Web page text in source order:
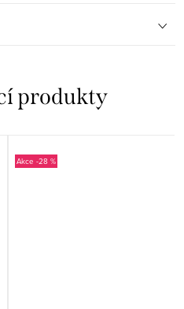
produkty
-28 %